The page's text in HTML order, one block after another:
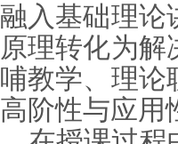
融入基础理论
原理转化为
哺教学、理论
高阶性与应用